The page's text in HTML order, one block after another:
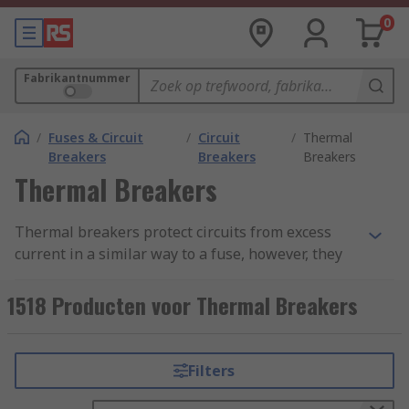
0
Fabrikantnummer
/ Fuses & Circuit
Breakers
/ Circuit
Breakers
/ Thermal
Breakers
Thermal Breakers
Thermal breakers protect circuits from excess
current in a similar way to a fuse, however, they
if tripped. Common types of thermal breakers
include thermal magnetic circuit breakers and
Types of Thermal Breakers
1518 Producten voor Thermal Breakers
Filters